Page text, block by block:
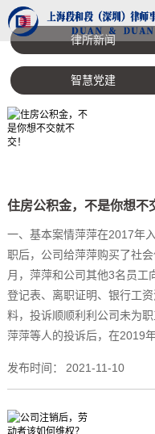
律所新闻
智慧党建
住房公积金，不是你想不
一、基本案情萍萍在2017年
职后，公司给萍萍购买了社
月，萍萍和公司其他3名员工
登记表、离职证明、银行工
料，投诉顺顺利利公司未为
萍萍等人的投诉后，在2019年
发布时间： 2021-11-10